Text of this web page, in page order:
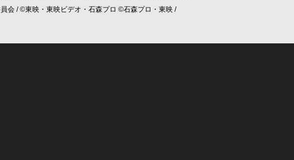
会 / ©東映・東映ビデオ・石森プロ ©石森プロ・東映 /